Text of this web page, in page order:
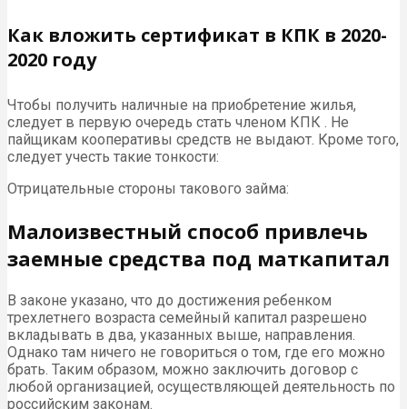
Как вложить сертификат в КПК в 2020-
2020 году
Чтобы получить наличные на приобретение жилья,
следует в первую очередь стать членом КПК . Не
пайщикам кооперативы средств не выдают. Кроме того,
следует учесть такие тонкости:
Отрицательные стороны такового займа:
Малоизвестный способ привлечь
заемные средства под маткапитал
В законе указано, что до достижения ребенком
трехлетнего возраста семейный капитал разрешено
вкладывать в два, указанных выше, направления.
Однако там ничего не говориться о том, где его можно
брать. Таким образом, можно заключить договор с
любой организацией, осуществляющей деятельность по
российским законам.